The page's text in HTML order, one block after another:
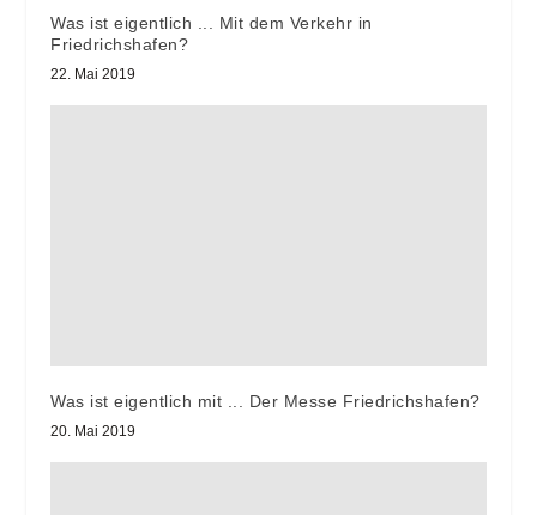
Was ist eigentlich ... Mit dem Verkehr in
Friedrichshafen?
22. Mai 2019
Was ist eigentlich mit ... Der Messe Friedrichshafen?
20. Mai 2019